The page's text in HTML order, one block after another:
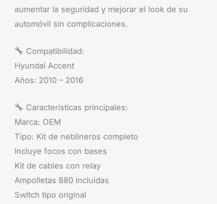
aumentar la seguridad y mejorar el look de su
automóvil sin complicaciones.
Compatibilidad:
Hyundai Accent
Años: 2010 – 2016
Características principales:
Marca: OEM
Tipo: Kit de neblineros completo
Incluye focos con bases
Kit de cables con relay
Ampolletas 880 incluidas
Switch tipo original